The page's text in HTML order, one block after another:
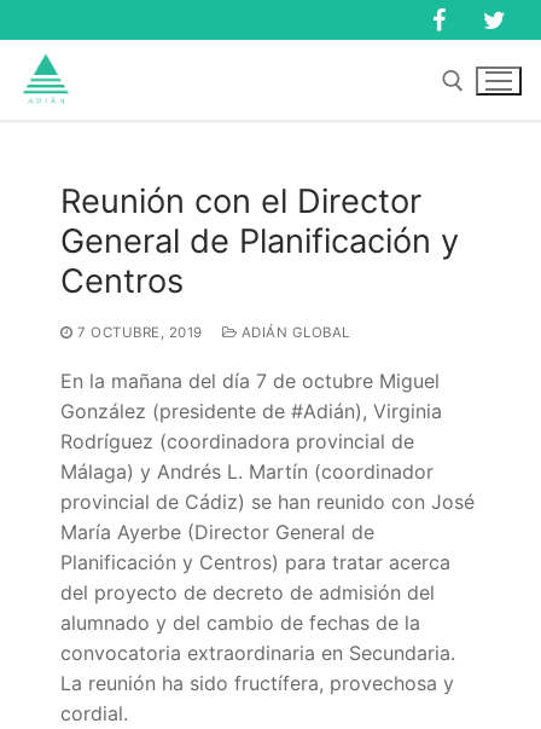
al
contenido
Buscar:
Inicio
Quiénes somos
Delegaciones
Adián Almería
Adián Cádiz
Noticias
Enlaces
Reunión con el Director
General de Planificación y
Centros
7 OCTUBRE, 2019 ADIÁN GLOBAL
En la mañana del día 7 de octubre Miguel
González (presidente de #Adián), Virginia
Rodríguez (coordinadora provincial de
Málaga) y Andrés L. Martín (coordinador
provincial de Cádiz) se han reunido con José
María Ayerbe (Director General de
Planificación y Centros) para tratar acerca
del proyecto de decreto de admisión del
alumnado y del cambio de fechas de la
convocatoria extraordinaria en Secundaria.
La reunión ha sido fructífera, provechosa y
cordial.